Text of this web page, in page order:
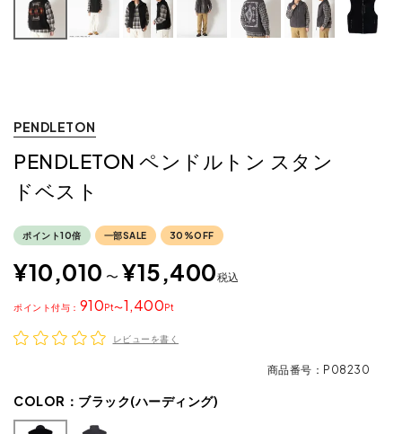
PENDLETON
PENDLETON ペンドルトン スタン
ドベスト
ポイント10倍 一部SALE 30%OFF
¥10,010 〜 ¥15,400税込
910 〜1,400
ポイント
レビューを書く
商品番号 P08230
COLOR： ブラック(ハーディング)